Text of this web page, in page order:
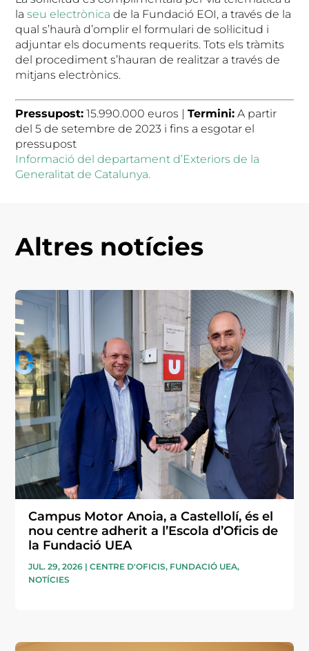
laseu electrònica de la Fundació EOI, a través de la
qual s’haurà d’omplir el formulari de sol·licitud i
adjuntar els documents requerits. Tots els tràmits
del procediment s’hauran de realitzar a través de
mitjans electrònics.
Pressupost: 15.990.000 euros |Termini: A partir
del 5 de setembre de 2023 i fins a esgotar el
pressupost
Informació del departament d’Exteriors de la
Generalitat de Catalunya.
Altres notícies
Campus Motor Anoia, a Castellolí, és el
nou centre adherit a l’Escola d’Oficis de
la Fundació UEA
JUL. 29, 2026 |CENTRE D'OFICIS, FUNDACIÓ UEA,
NOTÍCIES